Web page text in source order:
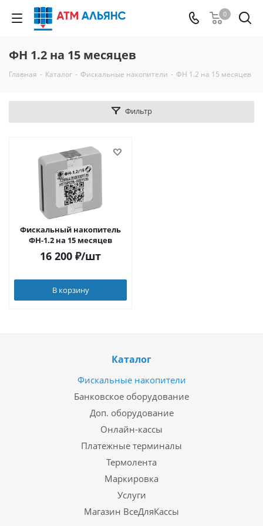
0
ФН 1.2 на 15 месяцев
Главная - Каталог - Фискальные накопители - ФН 1.2 на 15 месяцев
Фильтр
Фискальный накопитель
ФН-1.2 на 15 месяцев
16 200 ₽/шт
В корзину
Каталог
Фискальные накопители
Банковское оборудование
Доп. оборудование
Онлайн-кассы
Платежные терминалы
Термолента
Маркировка
Услуги
Магазин ВсеДляКассы